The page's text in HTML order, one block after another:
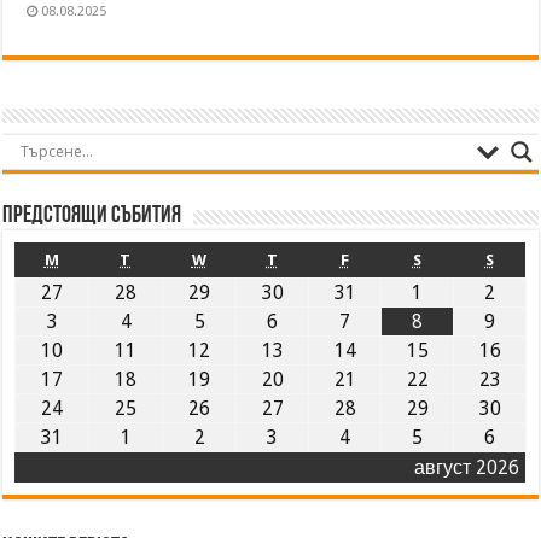
08.08.2025
Предстоящи събития
август 2026
M T W T F S S
27 28 29 30 31 1
2
3
4 5 6 7 8
9
10
11 12 13 14 15
16
17
18 19 20 21 22
23
24
25 26 27 28 29
30
31
1 2 3 4 5 6